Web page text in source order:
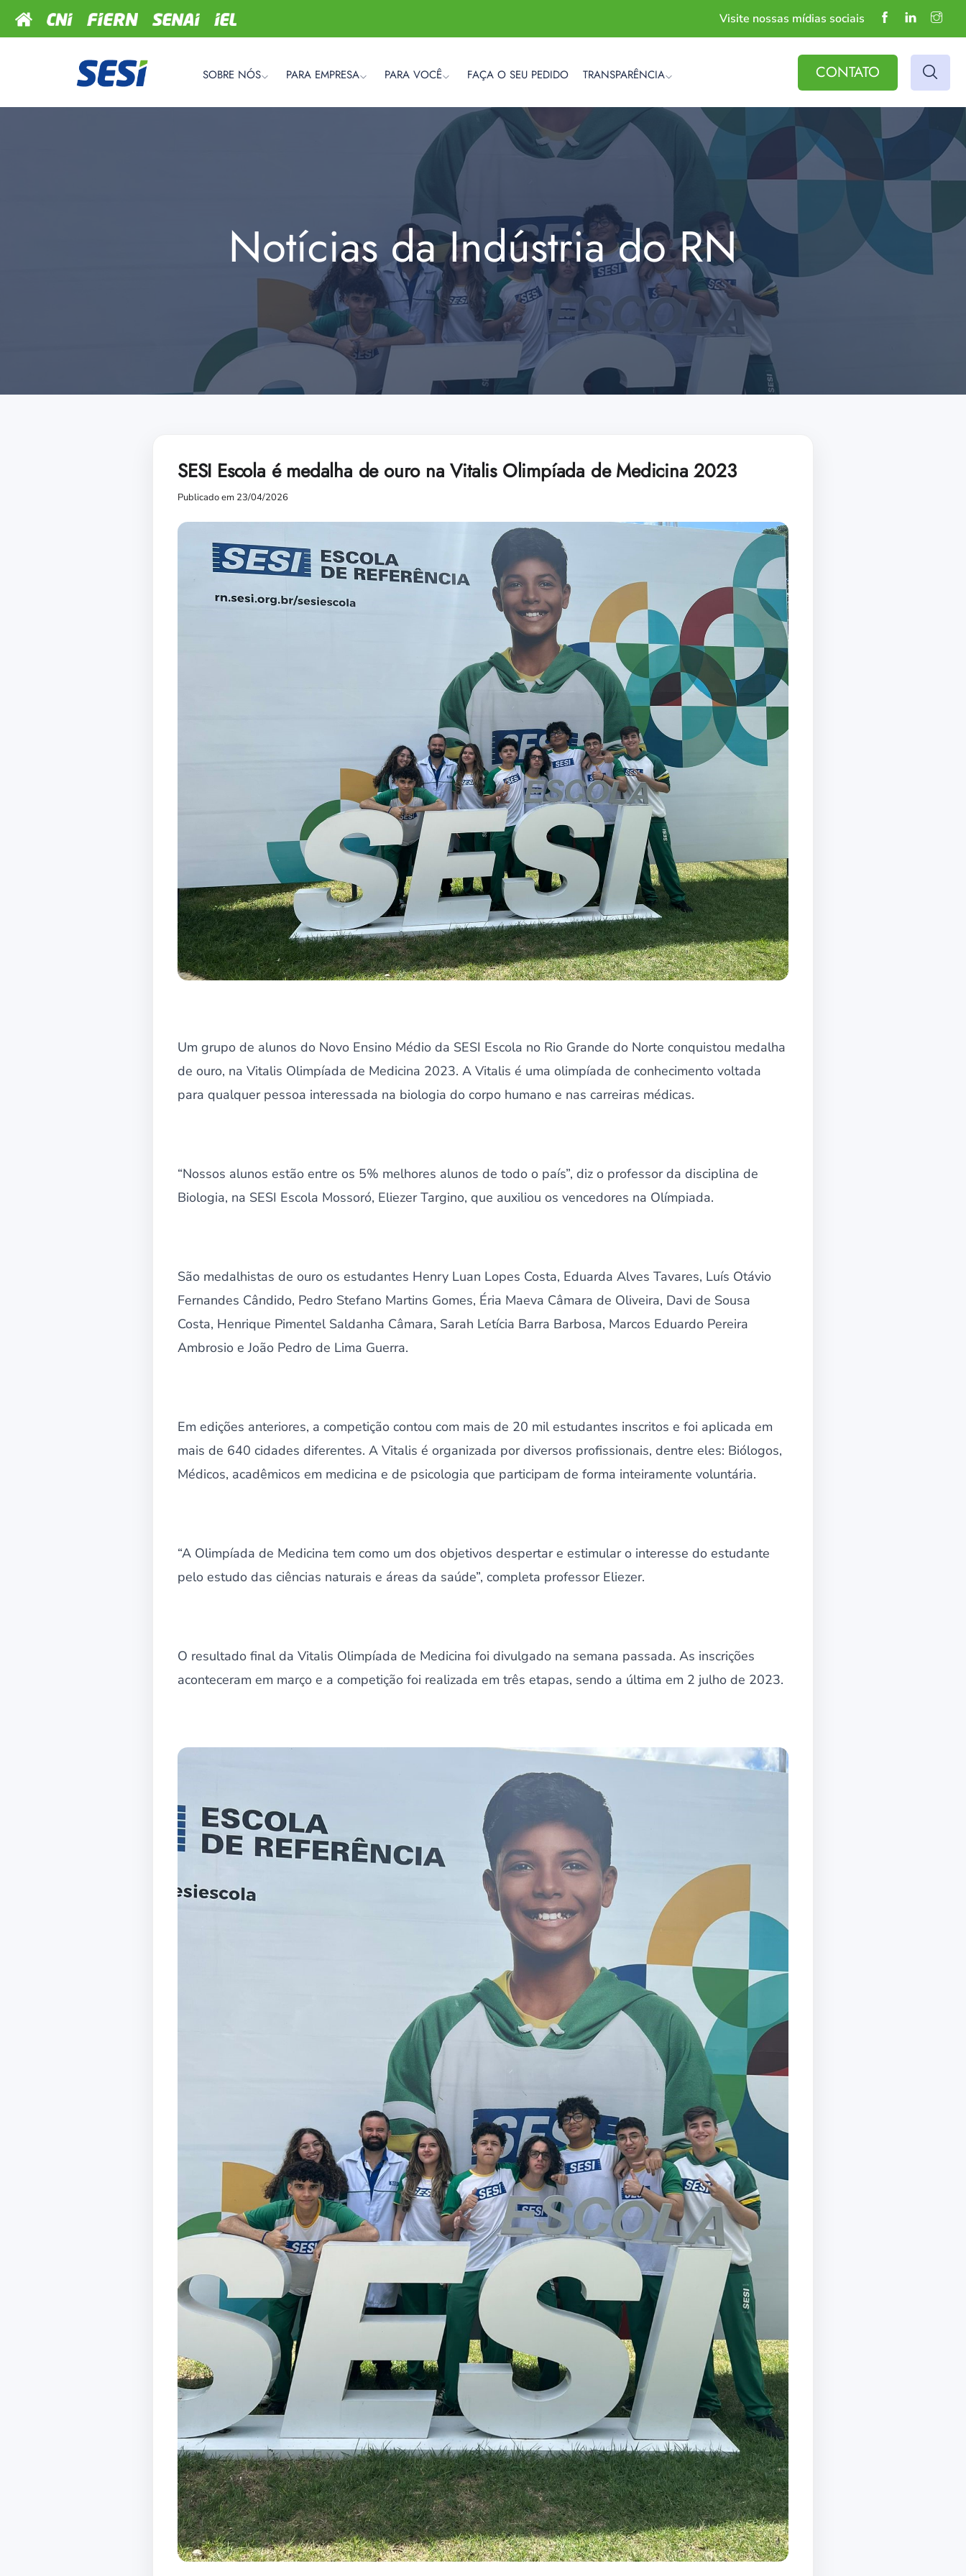
Visite nossas mídias sociais
SOBRE NÓS PARA EMPRESA PARA VOCÊ FAÇA O SEU PEDIDO TRANSPARÊNCIA CONTATO
Notícias da Indústria do RN
SESI Escola é medalha de ouro na Vitalis Olimpíada de Medicina 2023
Publicado em 23/04/2026
Um grupo de alunos do Novo Ensino Médio da SESI Escola no Rio Grande do Norte conquistou medalha
de ouro, na Vitalis Olimpíada de Medicina 2023. A Vitalis é uma olimpíada de conhecimento voltada
para qualquer pessoa interessada na biologia do corpo humano e nas carreiras médicas.
“Nossos alunos estão entre os 5% melhores alunos de todo o país”, diz o professor da disciplina de
Biologia, na SESI Escola Mossoró, Eliezer Targino, que auxiliou os vencedores na Olímpiada.
São medalhistas de ouro os estudantes Henry Luan Lopes Costa, Eduarda Alves Tavares, Luís Otávio
Fernandes Cândido, Pedro Stefano Martins Gomes, Éria Maeva Câmara de Oliveira, Davi de Sousa
Costa, Henrique Pimentel Saldanha Câmara, Sarah Letícia Barra Barbosa, Marcos Eduardo Pereira
Ambrosio e João Pedro de Lima Guerra.
Em edições anteriores, a competição contou com mais de 20 mil estudantes inscritos e foi aplicada em
mais de 640 cidades diferentes. A Vitalis é organizada por diversos profissionais, dentre eles: Biólogos,
Médicos, acadêmicos em medicina e de psicologia que participam de forma inteiramente voluntária.
“A Olimpíada de Medicina tem como um dos objetivos despertar e estimular o interesse do estudante
pelo estudo das ciências naturais e áreas da saúde”, completa professor Eliezer.
O resultado final da Vitalis Olimpíada de Medicina foi divulgado na semana passada. As inscrições
aconteceram em março e a competição foi realizada em três etapas, sendo a última em 2 julho de 2023.